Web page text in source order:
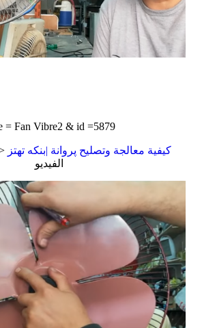
= Fan Vibre2 & id =5879
كيفية معالجة وتصليح پروانة |بنكه تهتز
الفيديو